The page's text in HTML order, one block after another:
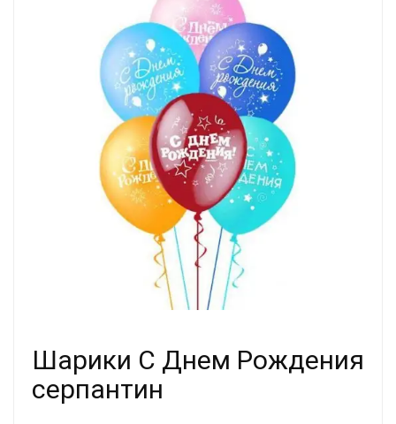
Шарики С Днем Рождения
серпантин